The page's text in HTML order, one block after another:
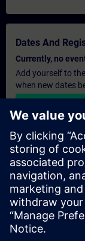
Dates And
Currently, no
Add yourself to
when new dates
Personalised
If you require a
example for your
link below. You
after this a
Provide